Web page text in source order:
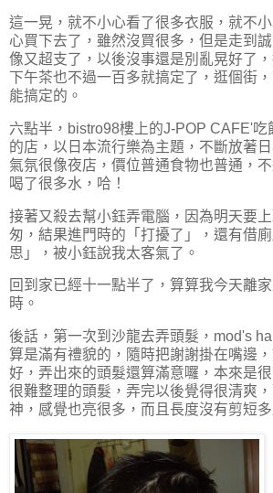
這一晃，就不小心看了很多衣服，就不
心買下去了，雖然沒買很多，但是走到
像又超支了，以後沒事還是別亂晃好了
下午茶也不過一百多就搞定了，逛個街
能搞定的。
六點半，bistro98樓上的J-POP CAFE'吃
的店，以日本流行樂為主題，不斷放著
氣氛很像夜店，價位普通食物也普通，
喝了很多水，哈！
接著又殺去幫小鈺弄電腦，因為明天要
匆，結果進門時的「打擾了」，還有借
思」，被小鈺說我太客氣了。
回到家已經十一點半了，算算我今天離
時。
後話，第一次到沙龍去弄頭髮，mod's
算是滿有禮貌的，隨時把謝謝掛在嘴邊
好，弄出來的頭髮還算滿意囉，本來是
很難整理的頭髮，弄完以後覺得很清爽
神，感覺也亮很多，而且長度沒有剪短